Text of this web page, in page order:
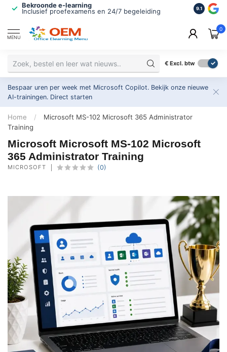
Bekroonde e-learning
Inclusief proefexamens en 24/7 begeleiding
ISO
2.500+
9.1
MENU
0
€ Excl. btw
Bespaar uren per week met Microsoft Copilot. Bekijk onze nieuwe
AI-trainingen. Direct starten
Home /
Microsoft MS-102 Microsoft 365 Administrator
Training
Microsoft Microsoft MS-102 Microsoft
365 Administrator Training
MICROSOFT (0)